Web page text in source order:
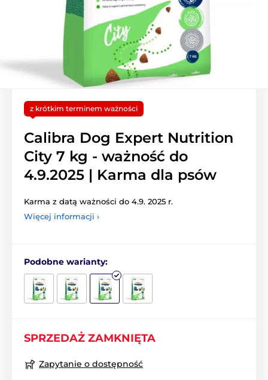
z krótkim terminem ważności
Calibra Dog Expert Nutrition
City 7 kg - ważność do
4.9.2025 | Karma dla psów
Karma z datą ważności do 4.9. 2025 r.
Więcej informacji ›
Podobne warianty:
SPRZEDAŻ ZAMKNIĘTA
Zapytanie o dostępność